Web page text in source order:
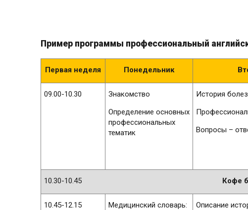
Пример программы профессиональный
Первая неделя Понедельник
09.00-10.30
Знакомство
Определение основных
профессиональных
тематик
История
Вопросы –
10.30-10.45 Кофе
10.45-12.15
Медицинский словарь:
Описание